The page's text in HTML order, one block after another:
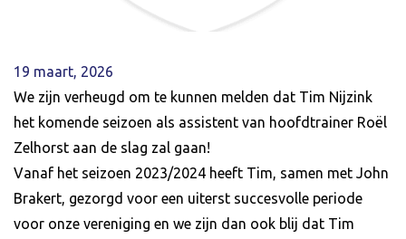
19 maart, 2026
We zijn verheugd om te kunnen melden dat Tim Nijzink
het komende seizoen als assistent van hoofdtrainer Roël
Zelhorst aan de slag zal gaan!
Vanaf het seizoen 2023/2024 heeft Tim, samen met John
Brakert, gezorgd voor een uiterst succesvolle periode
voor onze vereniging en we zijn dan ook blij dat Tim